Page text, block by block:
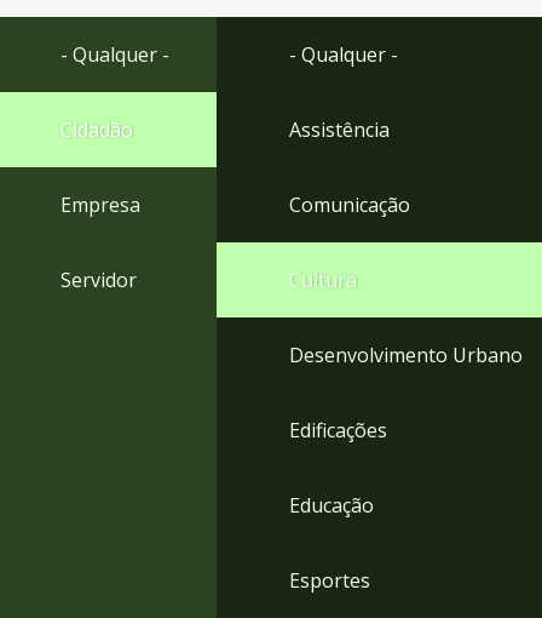
Ir
rodapé
- Qualquer -
Cidadão
Empresa
Servidor
- Qualquer -
Assistência
Comunicação
Cultura
Desenvolvimento Urbano
Edificações
Educação
Esportes